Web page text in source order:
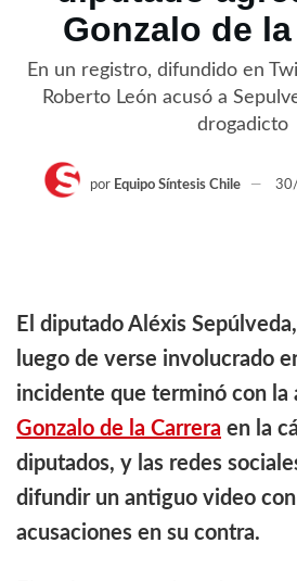
Gonzalo de
En un registro, difundido en
Roberto León acusó a
drogadicto
por Equipo Síntesis Chile
El diputado Aléxis
luego de verse involucrado
incidente que terminó con la
Gonzalo de la Carrera en la
diputados, y las redes
difundir un antiguo video
acusaciones en su contra.